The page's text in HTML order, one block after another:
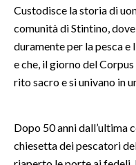
SPETTACOLI
GOSSIP
SARDI NEL MONDO
Custodisce la storia di
comunità di Stintino,
duramente per la pesca e
e che, il giorno del
rito sacro e si univano in
Dopo 50 anni dall’ultima
chiesetta dei pescatori